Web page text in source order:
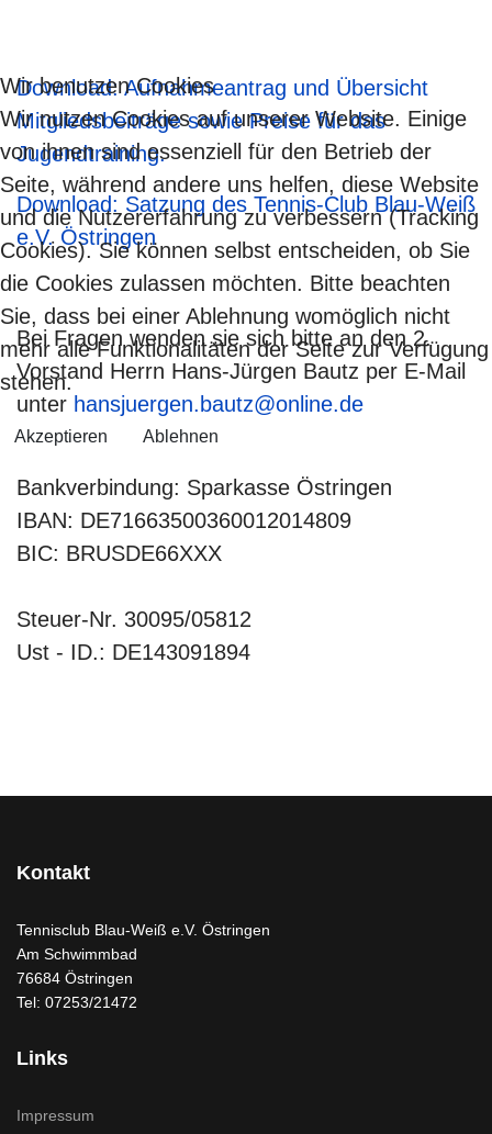
Download: Aufnahmeantrag und Übersicht
Mitgliedsbeiträge sowie Preise für das
Jugendtraining.
Download: Satzung des Tennis-Club Blau-Weiß
e.V. Östringen
Bei Fragen wenden sie sich bitte an den 2.
Vorstand Herrn Hans-Jürgen Bautz per E-Mail
unter hansjuergen.bautz@online.de
Bankverbindung: Sparkasse Östringen
IBAN: DE71663500360012014809
BIC: BRUSDE66XXX
Steuer-Nr. 30095/05812
Ust - ID.: DE143091894
Kontakt
Tennisclub Blau-Weiß e.V. Östringen
Am Schwimmbad
76684 Östringen
Tel: 07253/21472
Links
Impressum
Wir benutzen Cookies
Wir nutzen Cookies auf unserer Website. Einige
von ihnen sind essenziell für den Betrieb der
Seite, während andere uns helfen, diese Website
und die Nutzererfahrung zu verbessern (Tracking
Cookies). Sie können selbst entscheiden, ob Sie
die Cookies zulassen möchten. Bitte beachten
Sie, dass bei einer Ablehnung womöglich nicht
mehr alle Funktionalitäten der Seite zur Verfügung
stehen.
Akzeptieren Ablehnen